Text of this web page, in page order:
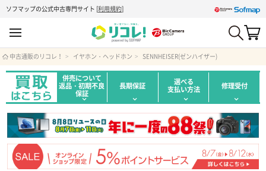
ソフマップの公式中古専門サイト [利用規約]
中古通販のリコレ！ イヤホン・ヘッドホン SENNHEISER(ゼンハイザー)
併売について
返品・初期不良
保証
長期保証 選べる
支払い方法 修理受付